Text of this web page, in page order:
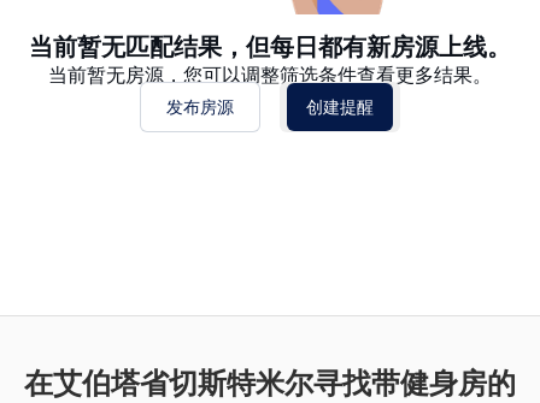
当前暂无匹配结果，但每日都有新房源上线。
当前暂无房源，您可以调整筛选条件查看更多结果。
发布房源 创建提醒
在艾伯塔省切斯特米尔寻找带健身房的